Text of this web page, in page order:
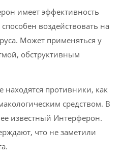
имеет эффективность
воздействовать на
Может применяться у
обструктивным
находятся противники, как
средством. В
известный Интерферон.
что не заметили